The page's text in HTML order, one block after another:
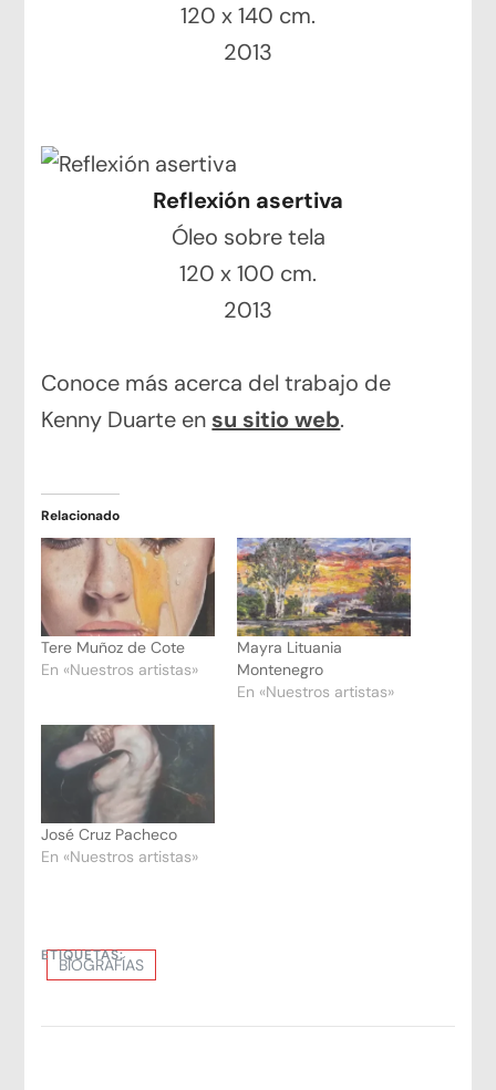
120 x 140 cm.
2013
Reflexión asertiva
Óleo sobre tela
120 x 100 cm.
2013
Conoce más acerca del trabajo de
Kenny Duarte en su sitio web.
Relacionado
Tere Muñoz de Cote
En «Nuestros artistas»
Mayra Lituania
Montenegro
En «Nuestros artistas»
José Cruz Pacheco
En «Nuestros artistas»
ETIQUETAS:
BIOGRAFÍAS